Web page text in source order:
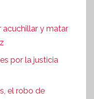
acuchillar y matar
por la justicia
el robo de